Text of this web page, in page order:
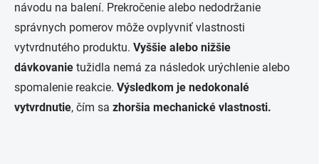
návodu na balení. Prekročenie alebo nedodržanie
správnych pomerov môže ovplyvniť vlastnosti
vytvrdnutého produktu. Vyššie alebo nižšie
dávkovanie tužidla nemá za následok urýchlenie alebo
spomalenie reakcie. Výsledkom je nedokonalé
vytvrdnutie, čím sa zhoršia mechanické vlastnosti.